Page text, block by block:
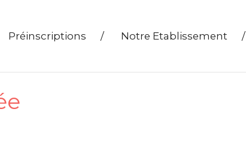
Préinscriptions / Notre Etablissement /